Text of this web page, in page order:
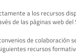
a los recursos
de las páginas web del
de colaboración
recursos